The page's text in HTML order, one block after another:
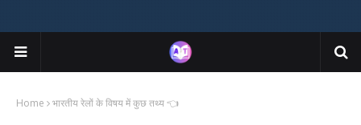
Home भारतीय रेलों के विषय में कुछ तथ्य 👈